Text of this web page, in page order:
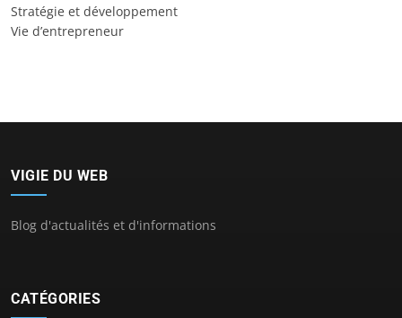
Stratégie et développement
Vie d’entrepreneur
VIGIE DU WEB
Blog d'actualités et d'informations
CATÉGORIES